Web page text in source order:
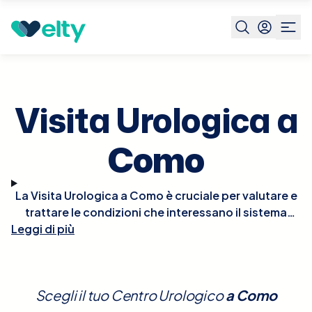
Prenota visita
Visita Urologica a
Como
La Visita Urologica a Como è cruciale per valutare e
trattare le condizioni che interessano il sistema
urinario e gli organi riproduttivi maschili. Durante la
Potrebbero essere richiesti ulteriori test diagnostici
Leggi di più
Scegli il tuo Centro UrologicoaComo